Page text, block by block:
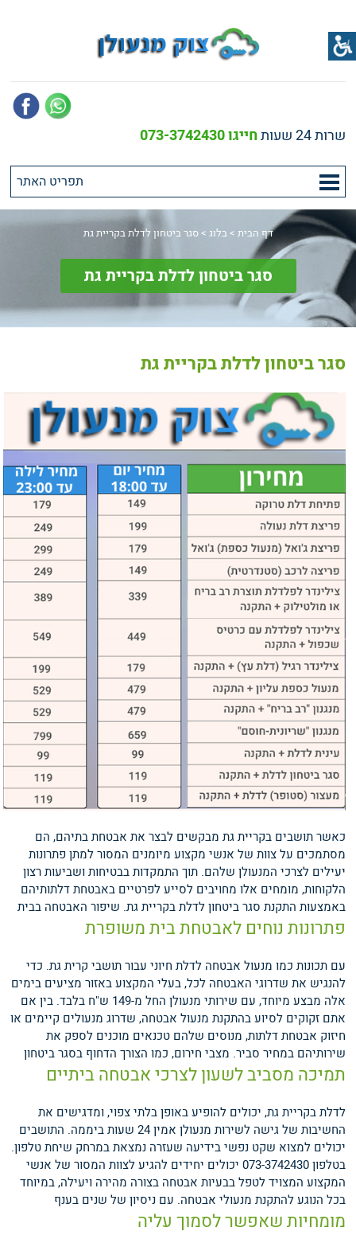
שרות 24 שעות חייגו 073-3742430
דף הבית >בלוג >סגר ביטחון לדלת בקריית גת
סגר ביטחון לדלת בקריית גת
סגר ביטחון לדלת בקריית גת
כאשר תושבים בקריית גת מבקשים לבצר את אבטחת בתיהם, הם
מסתמכים על צוות של אנשי מקצוע מיומנים המסור למתן פתרונות
יעילים לצרכי המנעולן שלהם. תוך התמקדות בבטיחות ושביעות רצון
הלקוחות, מומחים אלו מחויבים לסייע לפרטיים באבטחת דלתותיהם
באמצעות התקנת סגר ביטחון לדלת בקריית גת.
פתרונות נוחים לאבטחת בית משופרת
שיפור האבטחה בבית
עם תכונות כמו מנעול אבטחה לדלת חיוני עבור תושבי קרית גת. כדי
להנגיש את שדרוגי האבטחה לכל, בעלי המקצוע באזור מציעים בימים
אלה מבצע מיוחד, עם שירותי מנעולן החל מ-149 ש"ח בלבד. בין אם
אתם זקוקים לסיוע בהתקנת מנעול אבטחה, שדרוג מנעולים קיימים או
חיזוק אבטחת דלתות, מנוסים שלהם טכנאים מוכנים לספק את
שירותיהם במחיר סביר.
תמיכה מסביב לשעון לצרכי אבטחה ביתיים
מצבי חירום, כמו הצורך הדחוף בסגר ביטחון
לדלת בקריית גת, יכולים להופיע באופן בלתי צפוי, ומדגישים את
החשיבות של גישה לשירות מנעולן אמין 24 שעות ביממה. התושבים
יכולים למצוא שקט נפשי בידיעה שעזרה נמצאת במרחק שיחת טלפון.
בטלפון 073-3742430 יכולים יחידים להגיע לצוות המסור של אנשי
המקצוע המצויד לטפל בבעיות אבטחה בצורה מהירה ויעילה, במיוחד
בכל הנוגע להתקנת מנעולי אבטחה.
מומחיות שאפשר לסמוך עליה
עם ניסיון של שנים בענף